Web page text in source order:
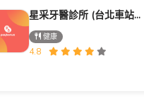
星采牙醫診所 (台北車站館前)
健康
4.8